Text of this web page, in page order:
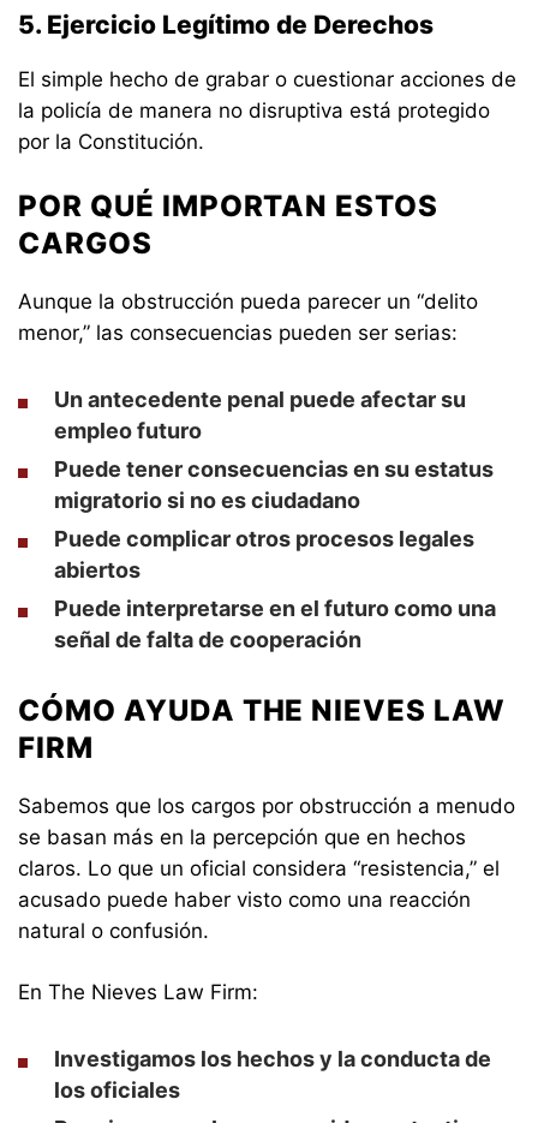
5. Ejercicio Legítimo de Derechos
El simple hecho de grabar o cuestionar acciones de
la policía de manera no disruptiva está protegido
por la Constitución.
POR QUÉ IMPORTAN ESTOS
CARGOS
Aunque la obstrucción pueda parecer un “delito
menor,” las consecuencias pueden ser serias:
Un antecedente penal puede afectar su
empleo futuro
Puede tener consecuencias en su estatus
migratorio si no es ciudadano
Puede complicar otros procesos legales
abiertos
Puede interpretarse en el futuro como una
señal de falta de cooperación
CÓMO AYUDA THE NIEVES LAW
FIRM
Sabemos que los cargos por obstrucción a menudo
se basan más en la percepción que en hechos
claros. Lo que un oficial considera “resistencia,” el
acusado puede haber visto como una reacción
natural o confusión.
En The Nieves Law Firm:
Investigamos los hechos y la conducta de
los oficiales